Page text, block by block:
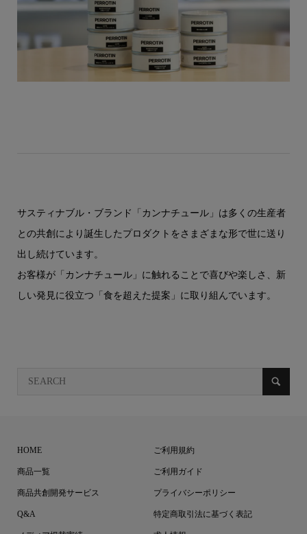
サスティナブル・ブランド「カンナチュール」は多くの生産者
との共創により誕生したプロダクトをさまざまな形で世に送り
出し続けています。
お客様が「カンナチュール」に触れることで喜びや楽しさ、新
しい発見に役立つ「食を超えた提案」に取り組んでいます。
HOME
商品一覧
商品共創開発サービス
Q&A
ご利用規約
ご利用ガイド
プライバシーポリシー
特定商取引法に基づく表記